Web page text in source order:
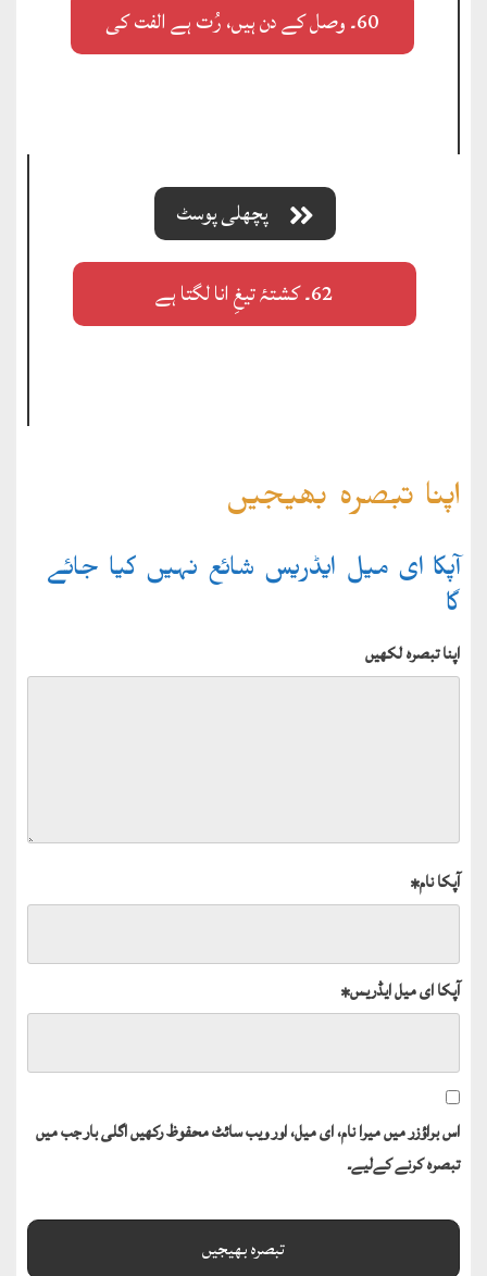
60۔ وصل کے دن ہیں، رُت ہے الفت کی
پچھلی پوسٹ
62۔ کشتۂ تیغِ انا لگتا ہے
اپنا تبصرہ بھیجیں
آپکا ای میل ایڈریس شائع نہیں کیا جائے
گا
اپنا تبصرہ لکھیں
آپکا نام*
آپکا ای میل ایڈریس*
اس براؤزر میں میرا نام، ای میل، اور ویب سائٹ محفوظ رکھیں اگلی بار جب میں
تبصرہ کرنے کےلیے۔